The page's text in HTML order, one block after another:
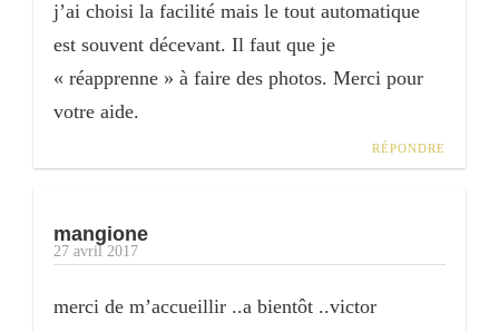
j’ai choisi la facilité mais le tout automatique
est souvent décevant. Il faut que je
« réapprenne » à faire des photos. Merci pour
votre aide.
RÉPONDRE
mangione
27 avril 2017
merci de m’accueillir ..a bientôt ..victor